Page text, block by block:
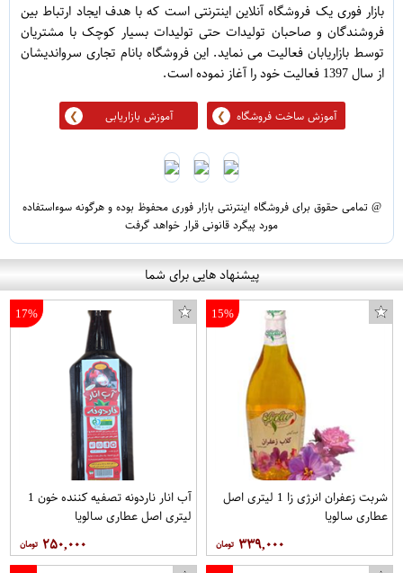
بازار فوری یک فروشگاه آنلاین اینترنتی است که با هدف ایجاد ارتباط بین
فروشندگان و صاحبان تولیدات حتی تولیدات بسیار کوچک با مشتریان
توسط بازاریابان فعالیت می نماید. این فروشگاه بانام تجاری سرواندیشان
از سال 1397 فعالیت خود را آغاز نموده است.
آموزش ساخت فروشگاه آموزش بازاریابی
@ تمامی حقوق برای فروشگاه اینترنتی بازار فوری محفوظ بوده و هرگونه سوءاستفاده
مورد پیگرد قانونی قرار خواهد گرفت
پیشنهاد هایی برای شما
15%
شربت زعفران انرژی زا 1 لیتری اصل
عطاری سالویا
۳۳۹,۰۰۰
17%
آب انار ناردونه تصفیه کننده خون 1
لیتری اصل عطاری سالویا
۲۵۰,۰۰۰